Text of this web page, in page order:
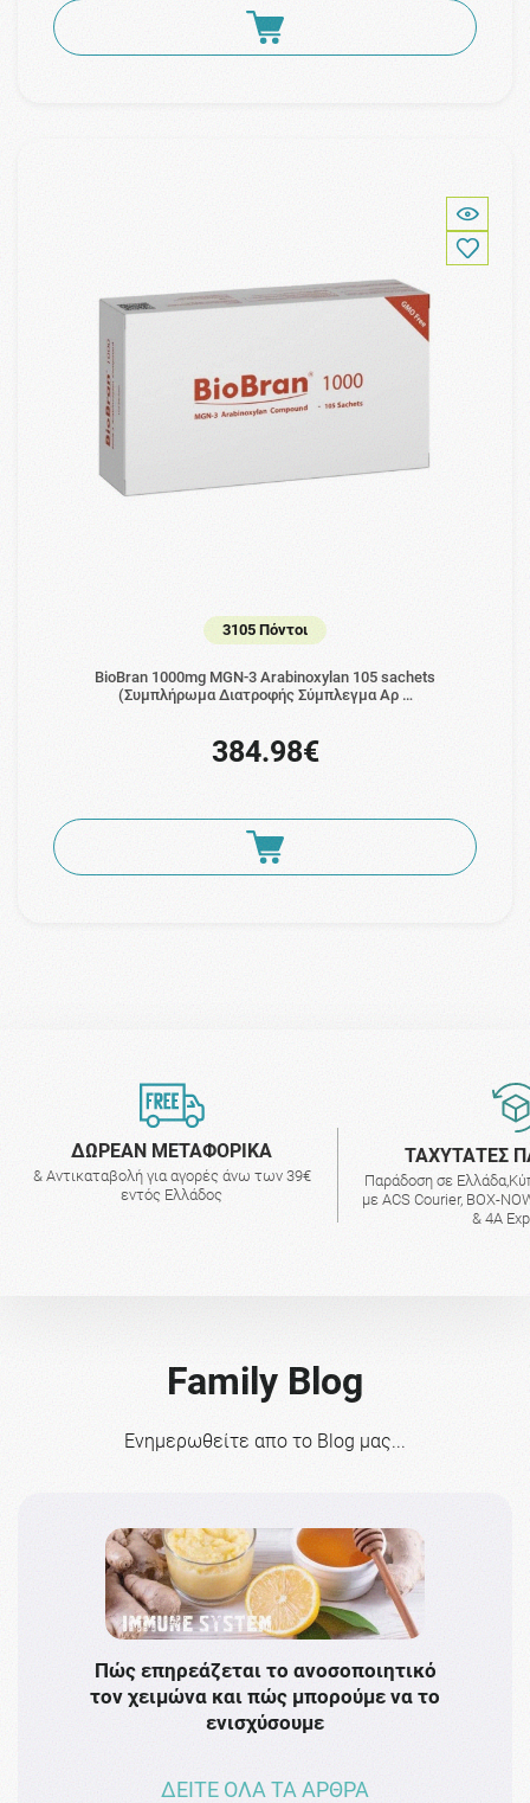
3105 Πόντοι
BioBran 1000mg MGN-3 Arabinoxylan 105 sachets
(Συμπλήρωμα Διατροφής Σύμπλεγμα Αρ …
384.98€
ΔΩΡΕΑΝ ΜΕΤΑΦΟΡΙΚΑ
& Αντικαταβολή για αγορές άνω των 39€
εντός Ελλάδος
ΤΑΧΥΤΑΤΕΣ
Παράδοση σε
με ACS Courier, BOX-
& 4A
Family Blog
Ενημερωθείτε απο το Blog μας...
Πώς επηρεάζεται το ανοσοποιητικό
τον χειμώνα και πώς μπορούμε να το
ενισχύσουμε
ΔΕΙΤΕ ΟΛΑ ΤΑ ΑΡΘΡΑ